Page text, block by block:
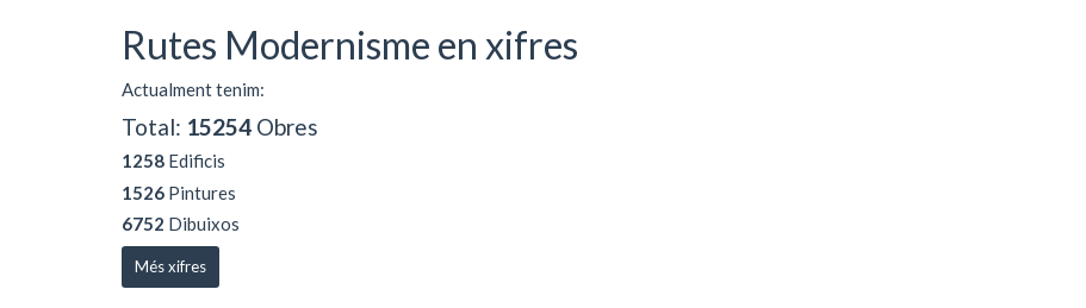
Rutes Modernisme en xifres
Actualment tenim:
Total: 15254 Obres
1258 Edificis
1526 Pintures
6752 Dibuixos
Més xifres